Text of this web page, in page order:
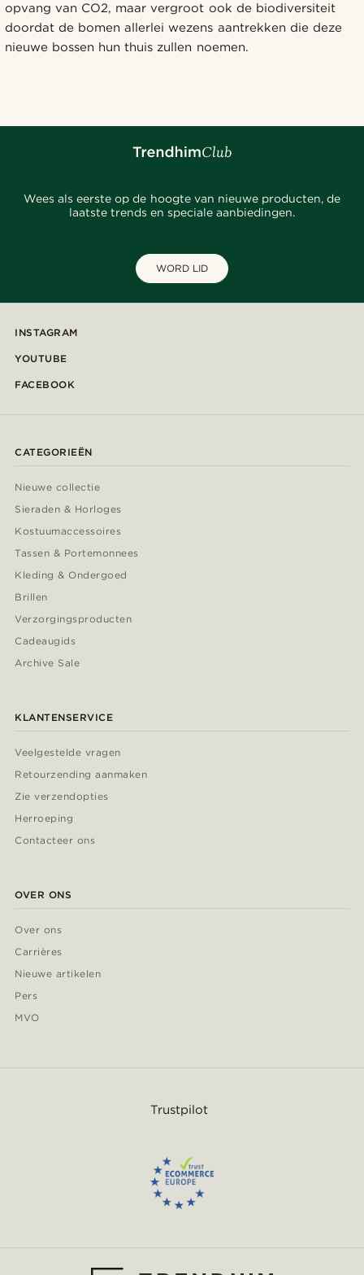
opvang van CO2, maar vergroot ook de biodiversiteit
doordat de bomen allerlei wezens aantrekken die deze
nieuwe bossen hun thuis zullen noemen.
Wees als eerste op de hoogte van nieuwe producten, de
laatste trends en speciale aanbiedingen.
WORD LID
INSTAGRAM
YOUTUBE
FACEBOOK
CATEGORIEËN
Nieuwe collectie
Sieraden & Horloges
Kostuumaccessoires
Tassen & Portemonnees
Kleding & Ondergoed
Brillen
Verzorgingsproducten
Cadeaugids
Archive Sale
KLANTENSERVICE
Veelgestelde vragen
Retourzending aanmaken
Zie verzendopties
Herroeping
Contacteer ons
OVER ONS
Over ons
Carrières
Nieuwe artikelen
Pers
MVO
Trustpilot